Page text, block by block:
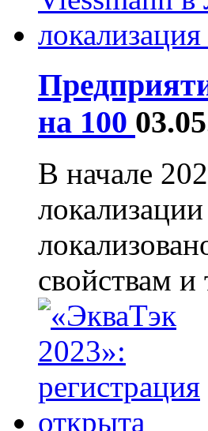
на 100
В начале
свойствам и